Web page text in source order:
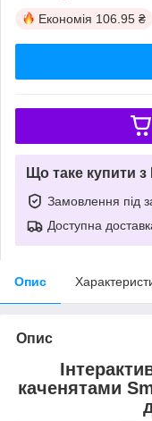
Економія 106.95 ₴
Що таке купити
Замовлення під
Доступна
Опис
Опис
каченятами